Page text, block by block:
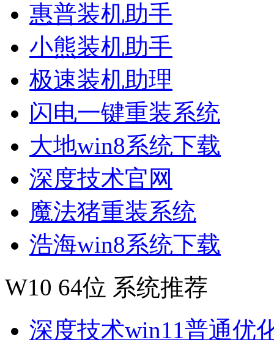
惠普装机助手
小熊装机助手
极速装机助理
闪电一键重装系统
大地win8系统下载
深度技术官网
魔法猪重装系统
浩海win8系统下载
W10 64位 系统推荐
深度技术win11普通优